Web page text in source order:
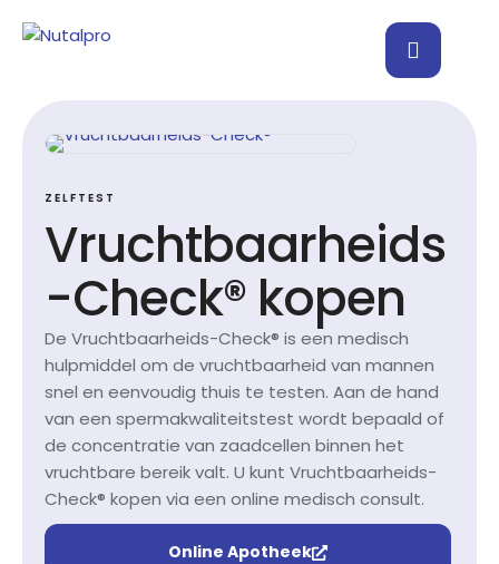
ZELFTEST
Vruchtbaarheids
-Check® kopen
De Vruchtbaarheids-Check® is een medisch
hulpmiddel om de vruchtbaarheid van mannen
snel en eenvoudig thuis te testen. Aan de hand
van een spermakwaliteitstest wordt bepaald of
de concentratie van zaadcellen binnen het
vruchtbare bereik valt. U kunt Vruchtbaarheids-
Check® kopen via een online medisch consult.
Online Apotheek